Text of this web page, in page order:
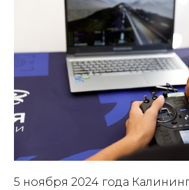
5 ноября 2024 года